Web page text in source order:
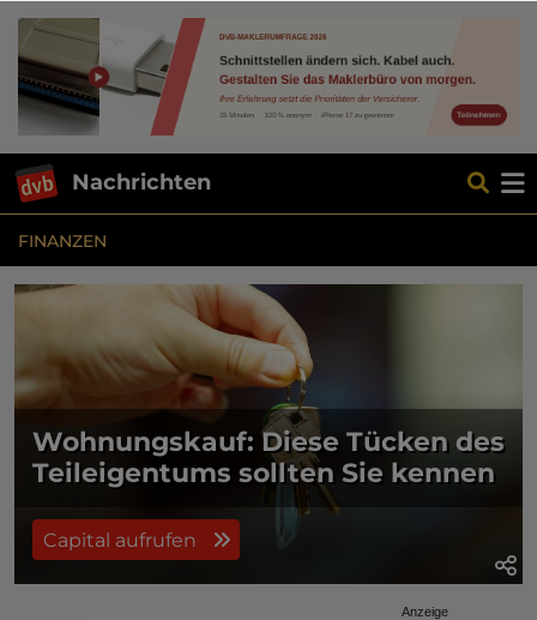
Nachrichten
FINANZEN
Wohnungskauf: Diese Tücken des
Teileigentums sollten Sie kennen
Capital aufrufen
Anzeige